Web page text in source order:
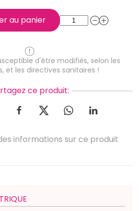
au panier
d'être modifiés, selon les
et les directives sanitaires !
ce produit:
informations sur ce produit